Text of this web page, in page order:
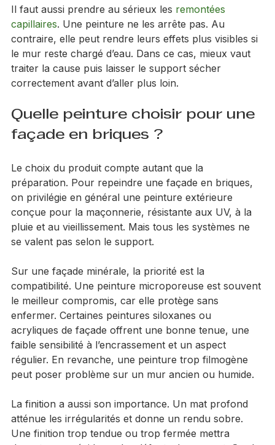
algues ou des dépôts, un nettoyage adapté s’impose,
suivi si besoin d’un traitement curatif.
Il faut aussi prendre au sérieux les remontées
capillaires. Une peinture ne les arrête pas. Au
contraire, elle peut rendre leurs effets plus visibles si
traiter la cause puis laisser le support sécher
correctement avant d’aller plus loin.
Quelle peinture choisir pour une
façade en briques ?
Le choix du produit compte autant que la
préparation. Pour repeindre une façade en briques,
on privilégie en général une peinture extérieure
pluie et au vieillissement. Mais tous les systèmes ne
se valent pas selon le support.
Sur une façade minérale, la priorité est la
compatibilité. Une peinture microporeuse est souvent
le meilleur compromis, car elle protège sans
enfermer. Certaines peintures siloxanes ou
acryliques de façade offrent une bonne tenue, une
régulier. En revanche, une peinture trop filmogène
peut poser problème sur un mur ancien ou humide.